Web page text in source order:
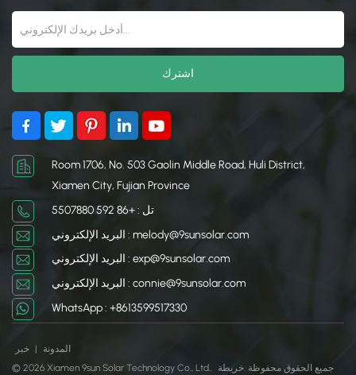
Room 1706, No. 503 Gaolin Middle Road, Huli District,
Xiamen City, Fujian Province
تل : +86 592 5507880
البريد الإلكتروني : melody@9sunsolar.com
البريد الإلكتروني : exp@9sunsolar.com
البريد الإلكتروني : connie@9sunsolar.com
WhatsApp : +8613599517330
المدونة | خبر
© 2026 Xiamen 9sun Solar Technology Co., Ltd.. جميع الحقوق محفوظة . خريطة